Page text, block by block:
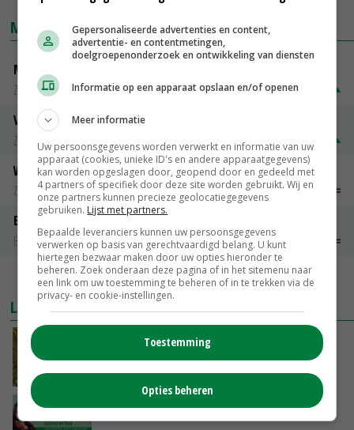
MARKTPRIJZEN
Magere melkpoeder
Zuivel weekprijzen
€ 269,00 € 7,00
Volle melkpoeder
Zuivel weekprijzen
€ 345,00 € 20,00
Weipoeder
Zuivel weekprijzen
€ 134,00 € 0,00
Boeren Gouda 12 kg
Boerenkaas
€ 6,05
MEER MARKTPRIJZEN
LAATSTE NIEUWS
Droogte raakt alle sectoren, LTO waarschuwt
voor lege schappen
VANDAAG, 11:05
‘Het is letterlijk en figuurlijk een hete zomer’
Gepersonaliseerde advertenties en content,
advertentie- en contentmetingen,
doelgroepenonderzoek en ontwikkeling van diensten
Informatie op een apparaat opslaan en/of openen
Meer informatie
Uw persoonsgegevens worden verwerkt en informatie van uw
apparaat (cookies, unieke ID's en andere apparaatgegevens)
kan worden opgeslagen door, geopend door en gedeeld met
4 partners of specifiek door deze site worden gebruikt. Wij en
onze partners kunnen precieze geolocatiegegevens
gebruiken. Lijst met partners.
Bepaalde leveranciers kunnen uw persoonsgegevens
verwerken op basis van gerechtvaardigd belang. U kunt
hiertegen bezwaar maken door uw opties hieronder te
beheren. Zoek onderaan deze pagina of in het sitemenu naar
een link om uw toestemming te beheren of in te trekken via de
privacy- en cookie-instellingen.
Toestemming
Opties beheren